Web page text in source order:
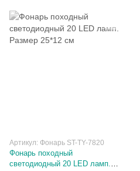
Артикул: Фонарь ST-TY-7820
Фонарь походный
светодиодный 20 LED ламп.